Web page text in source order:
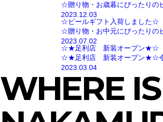
☆贈り物・お歳暮にぴったり
2023.12.03
☆ビールギフト入荷しました☆
☆贈り物・お中元にぴったり
2023.07.02
☆★足利店 新装オープン★☆
☆★足利店 新装オープン★☆令
2023.03.04
WHERE IS